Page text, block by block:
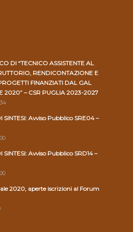
DI “TECNICO ASSISTENTE AL
RENDICONTAZIONE E
FINANZIATI DAL GAL
2020” – CSR PUGLIA 2023-2027
SINTESI: Avviso Pubblico SRE04 –
SINTESI: Avviso Pubblico SRD14 –
2020, aperte iscrizioni al Forum